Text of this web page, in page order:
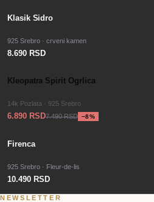
Klasik Sidro
925 Srebro · crveni kamen
8.690 RSD
−8%
SALE
Kleopatra Spirit Ogrlica
14k Pozlata · 925 Srebro
6.890 RSD7.490 RSD −8%
Firenca
925 Srebro · Fleur-de-lis
10.490 RSD
NEWSLETTER